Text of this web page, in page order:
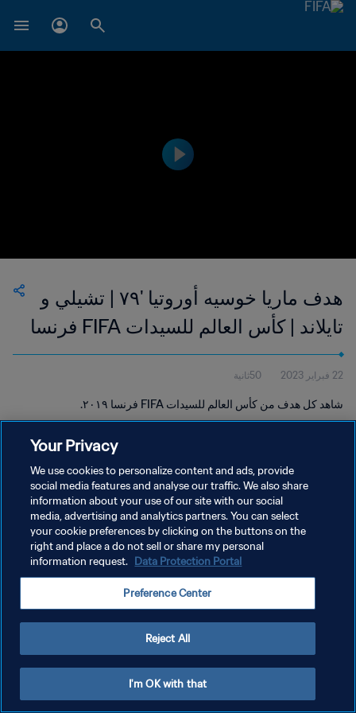
هدف ماريا خوسيه أوروتيا '٧٩ | تشيلي و
تايلاند | كأس العالم للسيدات FIFA فرنسا
٢٠١٩
22 فبراير 2023 50ثانية
شاهد كل هدف من كأس العالم للسيدات FIFA فرنسا ٢٠١٩.
سياسة الخصوصية
شروط الخدمة
إدارة تفضيلات ملفات تعريف الارتباط
Your Privacy
We use cookies to personalize content and ads, provide
social media features and analyse our traffic. We also share
information about your use of our site with our social
media, advertising and analytics partners. You can select
your cookie preferences by clicking on the buttons on the
right and place a do not sell or share my personal
information request. Data Protection Portal
Preference Center
Reject All
I'm OK with that